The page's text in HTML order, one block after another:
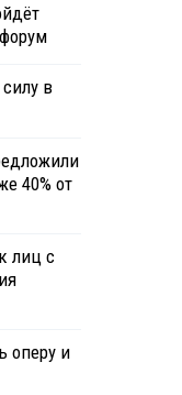
в
40% от
лиц с
оперу и